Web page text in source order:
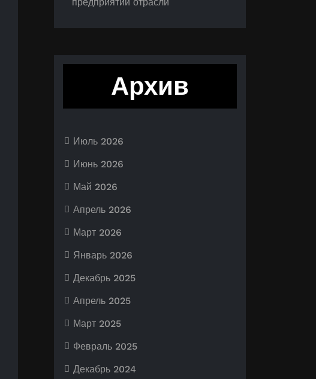
Архив
Июль 2026
Июнь 2026
Май 2026
Апрель 2026
Март 2026
Январь 2026
Декабрь 2025
Апрель 2025
Март 2025
Февраль 2025
Декабрь 2024